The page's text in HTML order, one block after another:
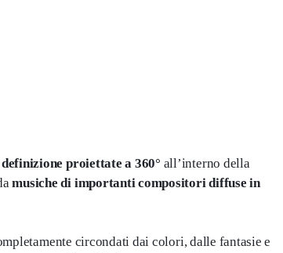
proiettate a 360° all’interno della
musiche di importanti compositori diffuse in
circondati dai colori, dalle fantasie e